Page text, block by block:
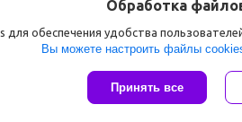
Сайт создан на
Политика обработки
Обработка
обеспечения удобства
Вы можете настроить файлы
Принять все